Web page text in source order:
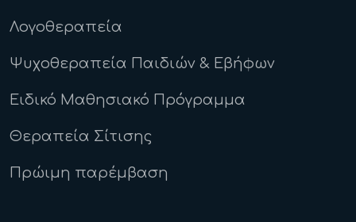
Λογοθεραπεία
Ψυχοθεραπεία Παιδιών & Εβήφων
Ειδικό Μαθησιακό Πρόγραμμα
Θεραπεία Σίτισης
Πρώιμη παρέμβαση